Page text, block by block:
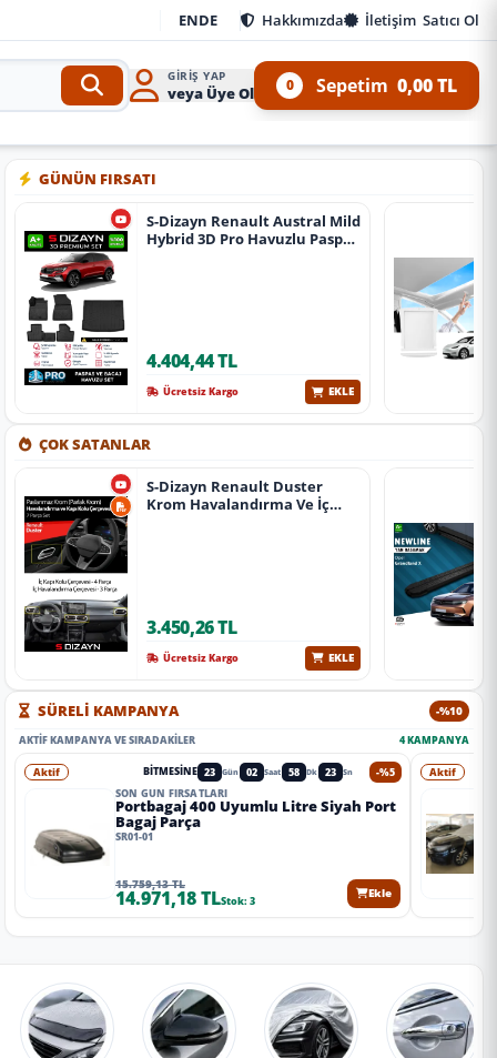
ENDE Hakkımızda İletişim Satıcı Ol
GIRIŞ YAP
veya Üye Ol 0 Sepetim 0,00 TL
GÜNÜN FIRSATI
S-Dizayn Renault Austral Mild
Hybrid 3D Pro Havuzlu Paspas
4.404,44 TL
Ücretsiz Kargo EKLE
ÇOK SATANLAR
S-Dizayn Renault Duster
Krom Havalandırma Ve İç
3.450,26 TL
Ücretsiz Kargo EKLE
SÜRELİ KAMPANYA -%10
AKTIF KAMPANYA VE SIRADAKILER 4 KAMPANYA
-%5
Aktif BITMESINE 23 Gün 02 Saat 58 Dk 21 Sn
SON GÜN FIRSATLARI
Portbagaj 400 Uyumlu Litre Siyah Port
Bagaj Parça
SR01-01
15.759,13 TL
14.971,18 TLStok: 3
Ekle
Aktif